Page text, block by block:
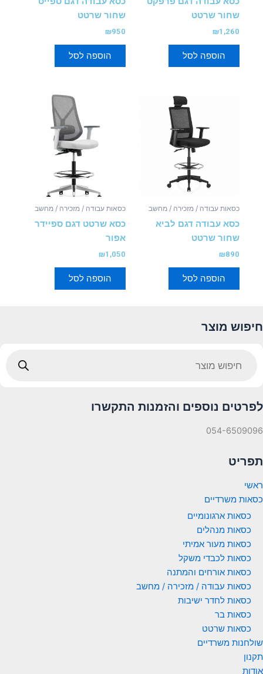
שחור שרטט
₪1,260
הוספה לסל
שחור שרטט
₪950
הוספה לסל
כסאות עבודה / מזכירה / מחשב
כסא עבודה דגם לביא
שחור שרטט
₪890
הוספה לסל
כסאות עבודה / מזכירה / מחשב
כסא שרטט דגם ספיידר
אפור
₪1,050
הוספה לסל
חיפוש מוצר
לפרטים נוספים והזמנות התקשרו
054-6509096
תפריט
ראשי
כסאות משרדיים
כסאות ארגונומיים
כסאות מנהלים
כסאות מעור אמיתי
כסאות לכבדי משקל
כסאות אורחים והמתנה
כסאות עבודה / מזכירה / מחשב
כסאות לחדר ישיבות
כסאות בר
כסאות שרטט
שולחנות משרדיים
תקנון
אודות